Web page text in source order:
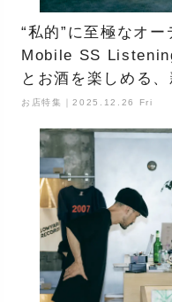
“私的”に至極なオ
Mobile SS
とお酒を楽しめる
お店特集｜2025.12.26 Fri